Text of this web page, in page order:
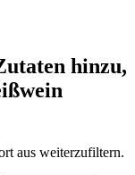
hinzu,
aus weiterzufiltern.